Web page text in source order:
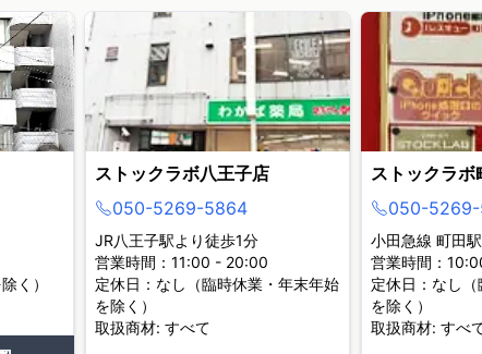
く）
ストックラボ八王子店
050-5269-5864
JR八王子駅より徒歩1分
営業時間：11:00 - 20:00
定休日：なし（臨時休業・年末年始
を除く）
取扱商材: すべて
ストックラボ
050-
小田急線 町田
営業時間：
定休日：なし
を除く）
取扱商材: すべ